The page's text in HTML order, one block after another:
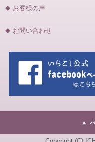
お客様の声
お問い合わせ